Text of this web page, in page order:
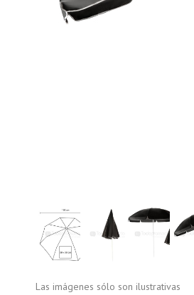
Las imágenes sólo son ilustrativas